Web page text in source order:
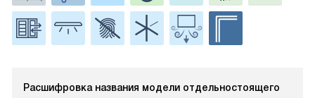
Расшифровка названия модели отдельностоящего